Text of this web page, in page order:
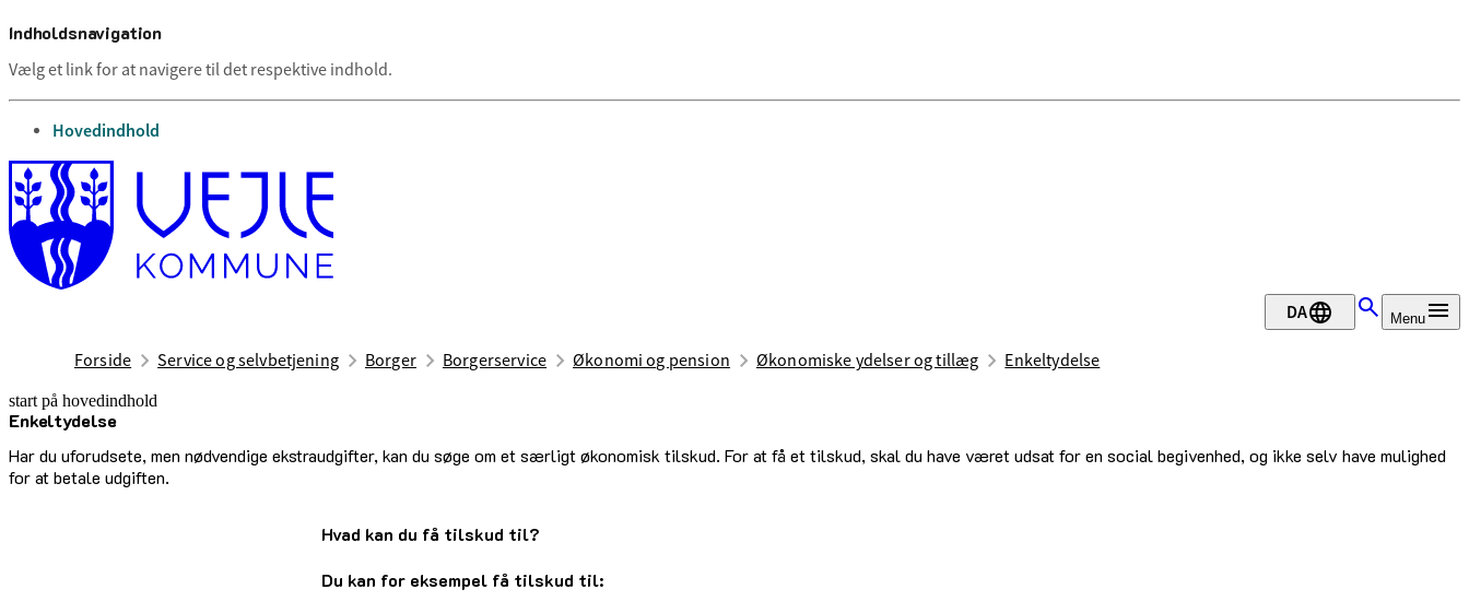
Indholdsnavigation
Vælg et link for at navigere til det respektive indhold.
gå til
Hovedindhold
DA Menu
Forside Service og selvbetjening Borger Borgerservice Økonomi og pension Økonomiske ydelser og tillæg Enkeltydelse
start på hovedindhold
Enkeltydelse
Har du uforudsete, men nødvendige ekstraudgifter, kan du søge om et særligt økonomisk tilskud. For at få et tilskud, skal du have været udsat for en social begivenhed, og ikke selv have mulighed
for at betale udgiften.
senest opdateret 1. februar 2026
Hvad kan du få tilskud til?
Du kan for eksempel få tilskud til: